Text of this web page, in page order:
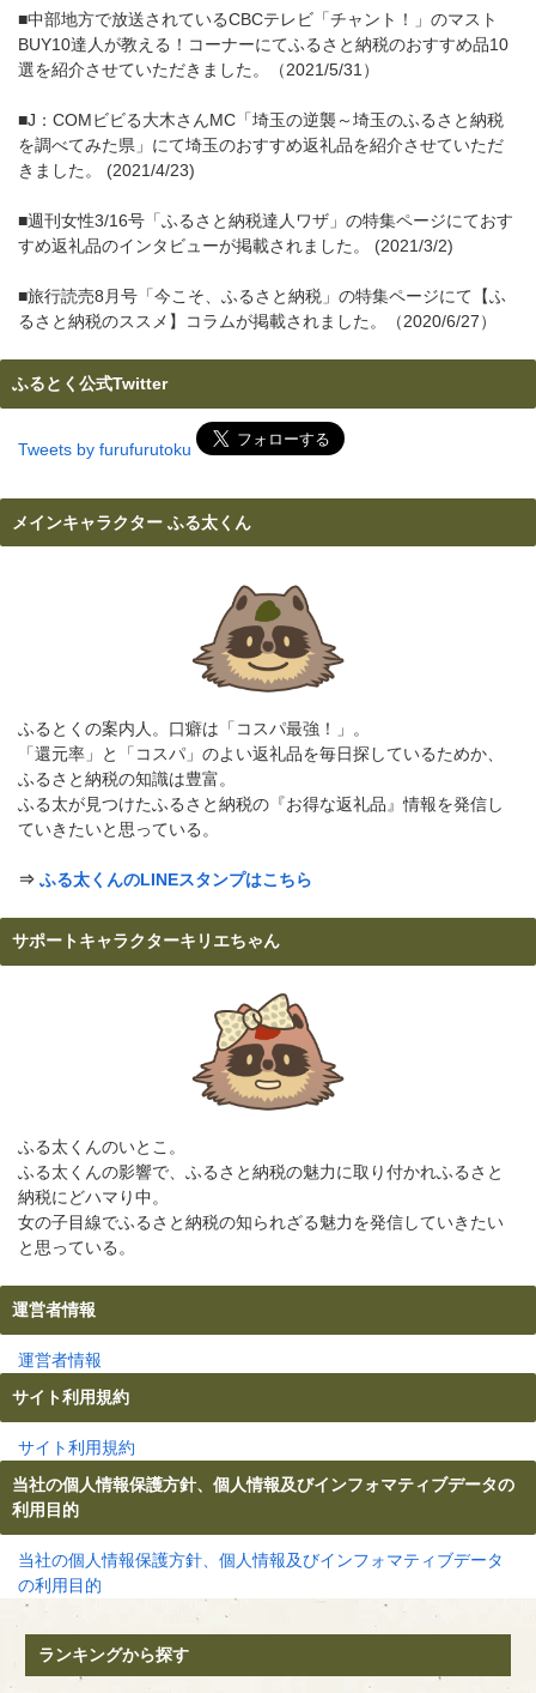
■中部地方で放送されているCBCテレビ「チャント！」のマスト
BUY10達人が教える！コーナーにてふるさと納税のおすすめ品10
選を紹介させていただきました。（2021/5/31）
■J：COMビビる大木さんMC「埼玉の逆襲～埼玉のふるさと納税
を調べてみた県」にて埼玉のおすすめ返礼品を紹介させていただ
きました。 (2021/4/23)
■週刊女性3/16号「ふるさと納税達人ワザ」の特集ページにておす
すめ返礼品のインタビューが掲載されました。 (2021/3/2)
■旅行読売8月号「今こそ、ふるさと納税」の特集ページにて【ふ
るさと納税のススメ】コラムが掲載されました。（2020/6/27）
ふるとく公式Twitter
Tweets by furufurutoku
メインキャラクター ふる太くん
ふるとくの案内人。口癖は「コスパ最強！」。
「還元率」と「コスパ」のよい返礼品を毎日探しているためか、
ふるさと納税の知識は豊富。
ふる太が見つけたふるさと納税の『お得な返礼品』情報を発信し
ていきたいと思っている。
⇒ ふる太くんのLINEスタンプはこちら
サポートキャラクターキリエちゃん
ふる太くんのいとこ。
ふる太くんの影響で、ふるさと納税の魅力に取り付かれふるさと
納税にどハマり中。
女の子目線でふるさと納税の知られざる魅力を発信していきたい
と思っている。
運営者情報
運営者情報
サイト利用規約
サイト利用規約
当社の個人情報保護方針、個人情報及びインフォマティブデータの
利用目的
当社の個人情報保護方針、個人情報及びインフォマティブデータ
の利用目的
ランキングから探す